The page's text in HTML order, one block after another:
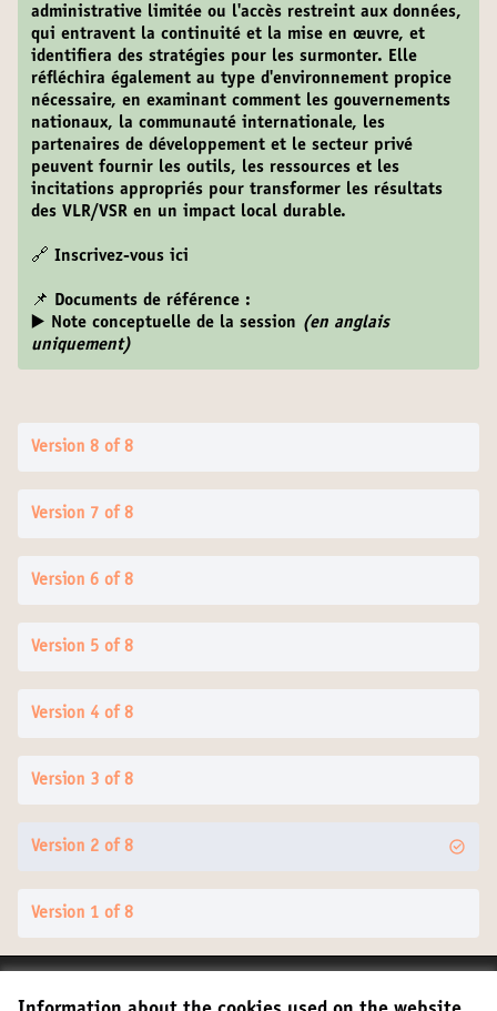
administrative limitée ou l'accès restreint aux données,
qui entravent la continuité et la mise en œuvre, et
identifiera des stratégies pour les surmonter. Elle
réfléchira également au type d'environnement propice
nécessaire, en examinant comment les gouvernements
nationaux, la communauté internationale, les
partenaires de développement et le secteur privé
peuvent fournir les outils, les ressources et les
incitations appropriés pour transformer les résultats
des VLR/VSR en un impact local durable.
🔗 Inscrivez-vous ici
📌 Documents de référence :
▶️ Note conceptuelle de la session (en anglais
uniquement)
Version 8 of 8
Version 7 of 8
Version 6 of 8
Version 5 of 8
Version 4 of 8
Version 3 of 8
Version 2 of 8
Version 1 of 8